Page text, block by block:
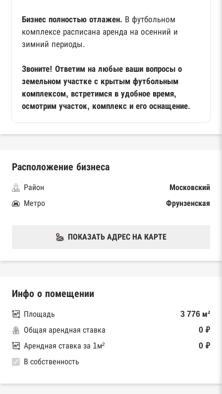
Бизнес полностью отлажен. В футбольном
комплексе расписана аренда на осенний и
зимний периоды.
Звоните! Ответим на любые ваши вопросы о
земельном участке с крытым футбольным
комплексом, встретимся в удобное время,
осмотрим участок, комплекс и его оснащение.
Расположение бизнеса
Район
Московский
Метро
Фрунзенская
ПОКАЗАТЬ АДРЕС НА КАРТЕ
Инфо о помещении
Площадь
3 776 м²
Общая арендная ставка
0 ₽
Арендная ставка за 1м²
0 ₽
В собственность